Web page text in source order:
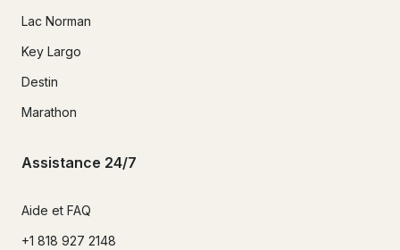
Lac Norman
Key Largo
Destin
Marathon
Assistance 24/7
Aide et FAQ
+1 818 927 2148